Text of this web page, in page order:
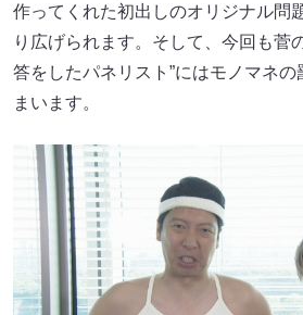
作ってくれた初出しのオリジナル問
り広げられます。そして、今回も菅
答をしたパネリスト”にはモノマネ
まいます。